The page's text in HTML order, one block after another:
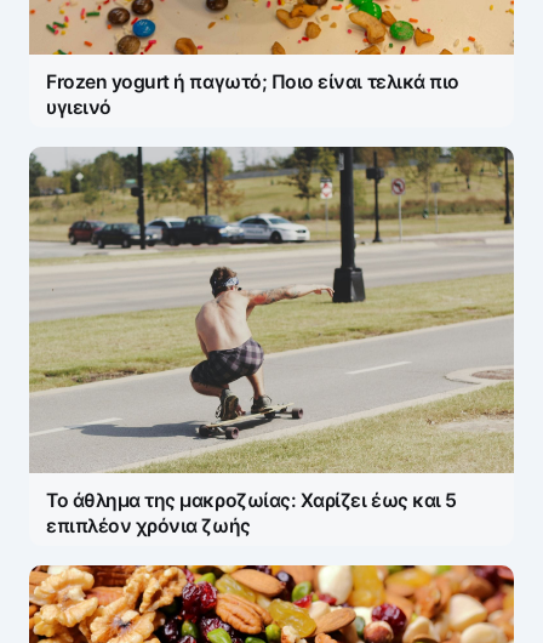
Frozen yogurt ή παγωτό; Ποιο είναι τελικά πιο
υγιεινό
Το άθλημα της μακροζωίας: Χαρίζει έως και 5
επιπλέον χρόνια ζωής